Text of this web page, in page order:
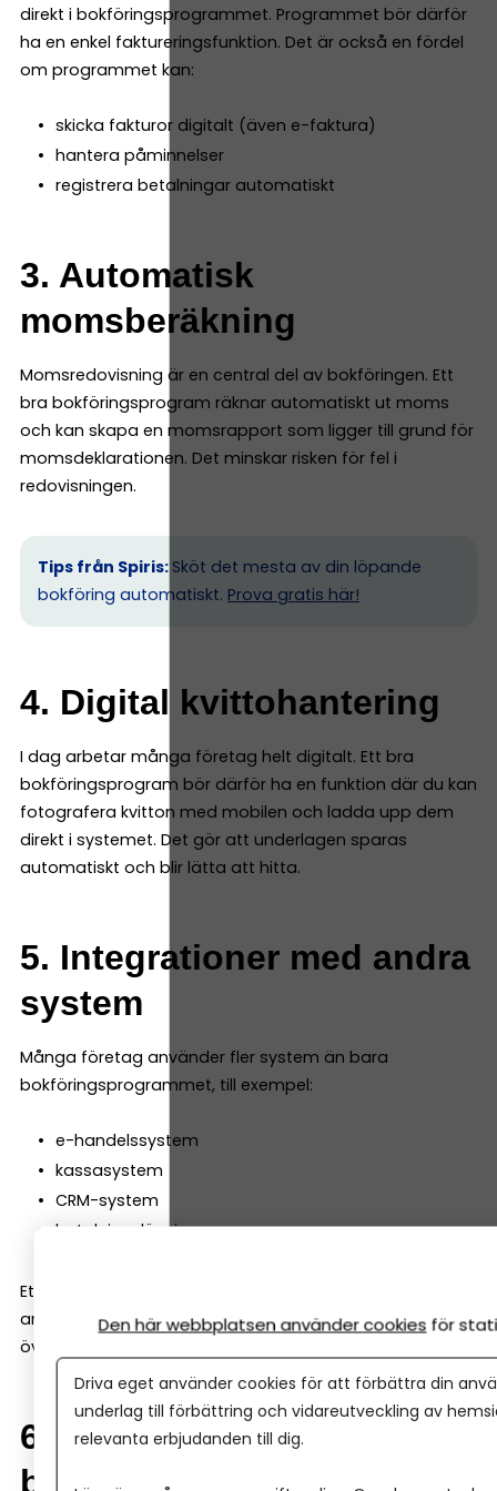
direkt i bokföringsprogrammet. Programmet bör därför
ha en enkel faktureringsfunktion. Det är också en fördel
om programmet kan:
skicka fakturor digitalt (även e-faktura)
hantera påminnelser
registrera betalningar automatiskt
3. Automatisk
momsberäkning
Momsredovisning är en central del av bokföringen. Ett
bra bokföringsprogram räknar automatiskt ut moms
och kan skapa en momsrapport som ligger till grund för
momsdeklarationen. Det minskar risken för fel i
redovisningen.
Tips från Spiris: Sköt det mesta av din löpande
bokföring automatiskt. Prova gratis här!
4. Digital kvittohantering
I dag arbetar många företag helt digitalt. Ett bra
bokföringsprogram bör därför ha en funktion där du kan
fotografera kvitton med mobilen och ladda upp dem
direkt i systemet. Det gör att underlagen sparas
automatiskt och blir lätta att hitta.
5. Integrationer med andra
system
Många företag använder fler system än bara
bokföringsprogrammet, till exempel:
e-handelssystem
kassasystem
CRM-system
betalningslösningar
Ett bra bokföringsprogram ska kunna integreras med
andra verktyg så att informationen automatiskt förs
över till bokföringen.
6. Automatisering av
bokföringen
Den här webbplatsen använder cookies för
Driva eget använder cookies för att förbättra din
underlag till förbättring och vidareutveckling av
relevanta erbjudanden till dig.